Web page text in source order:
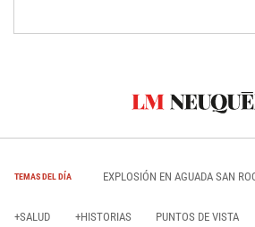
TEMAS DEL DÍA EXPLOSIÓN EN AGUADA SAN
+SALUD +HISTORIAS PUNTOS DE VISTA